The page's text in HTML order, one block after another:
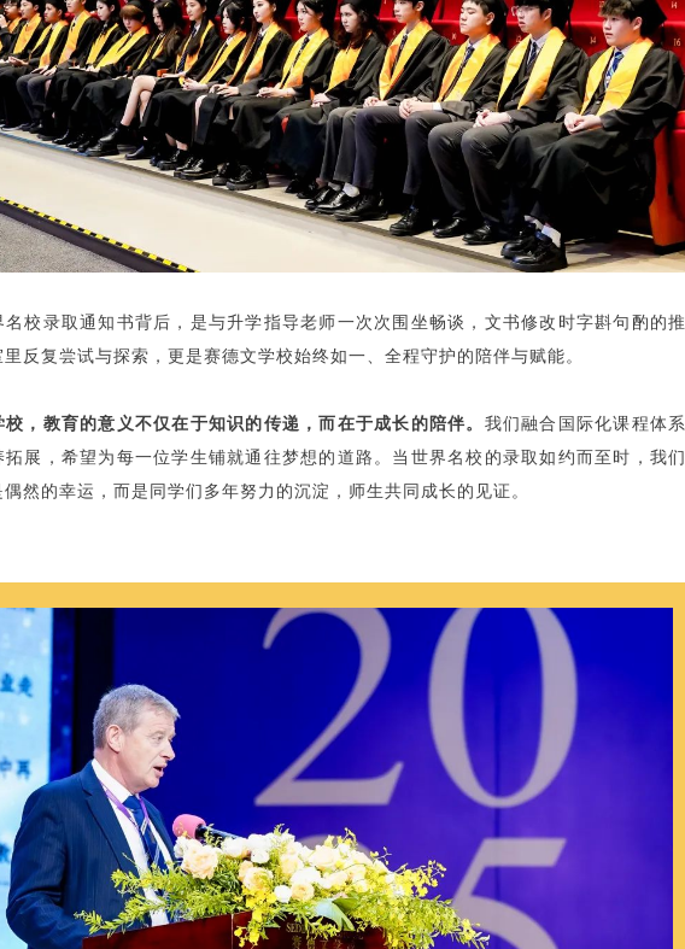
名校录取通知书背后，是与升学指导老师一次次围坐畅谈，文书修改时字斟句酌的推
反复尝试与探索，更是赛德文学校始终如一、全程守护的陪伴与赋能。
校，教育的意义不仅在于知识的传递，而在于成长的陪伴。 我们融合国际化课程体系
拓展，希望为每一位学生铺就通往梦想的道路。当世界名校的录取如约而至时，我们
然的幸运，而是同学们多年努力的沉淀，师生共同成长的见证。